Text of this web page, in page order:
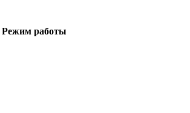
Режим работы